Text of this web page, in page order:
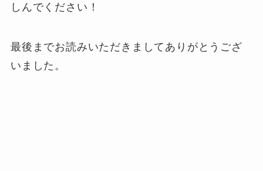
しんでください！
最後までお読みいただきましてありがとうござ
いました。